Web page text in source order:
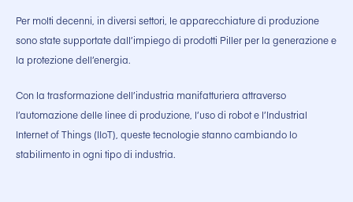
Per molti decenni, in diversi settori, le apparecchiature di produzione
sono state supportate dall’impiego di prodotti Piller per la generazione e
la protezione dell’energia.
Con la trasformazione dell’industria manifatturiera attraverso
l’automazione delle linee di produzione, l’uso di robot e l’Industrial
Internet of Things (IIoT), queste tecnologie stanno cambiando lo
stabilimento in ogni tipo di industria.